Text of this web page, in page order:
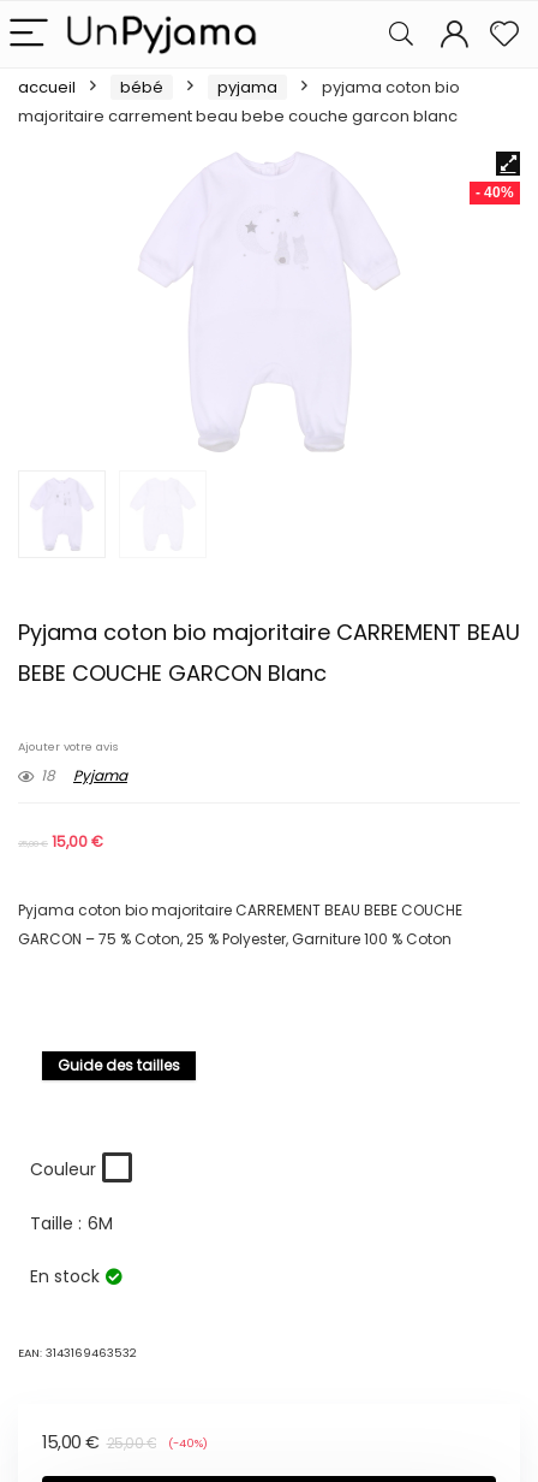
accueil bébé pyjama
pyjama coton bio
majoritaire carrement beau bebe couche garcon blanc
- 40%
Pyjama coton bio majoritaire CARREMENT BEAU
BEBE COUCHE GARCON Blanc
Ajouter votre avis
18 Pyjama
25,00€ 15,00€
Pyjama coton bio majoritaire CARREMENT BEAU BEBE COUCHE
GARCON – 75 % Coton, 25 % Polyester, Garniture 100 % Coton
Guide des tailles
Couleur
Taille : 6M
En stock
EAN: 3143169463532
25,00€
15,00 € (-40%)